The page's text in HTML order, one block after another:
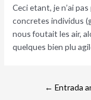
Ceci etant, je n’ai
concretes individus
nous foutait les air,
quelques bien plu
← Entrada